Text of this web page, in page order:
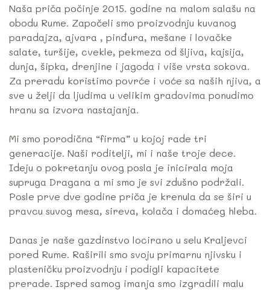
Naša priča počinje 2015. godine na malom salašu na
obodu Rume. Započeli smo proizvodnju kuvanog
paradajza, ajvara , pinđura, mešane i lovačke
salate, turšije, cvekle, pekmeza od šljiva, kajsija,
dunja, šipka, drenjine i jagoda i više vrsta sokova.
Za preradu koristimo povrće i voće sa naših njiva, a
sve u želji da ljudima u velikim gradovima ponudimo
hranu sa izvora nastajanja.
Mi smo porodična “firma” u kojoj rade tri
generacije. Naši roditelji, mi i naše troje dece.
Ideju o pokretanju ovog posla je inicirala moja
supruga Dragana a mi smo je svi zdušno podržali.
Posle prve dve godine priča je krenula da se širi u
pravcu suvog mesa, sireva, kolača i domaćeg hleba.
Danas je naše gazdinstvo locirano u selu Kraljevci
pored Rume. Raširili smo svoju primarnu njivsku i
plasteničku proizvodnju i podigli kapacitete
prerade. Ispred samog imanja smo izgradili malu